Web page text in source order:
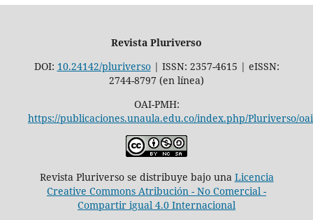
Revista Pluriverso
DOI: 10.24142/pluriverso| ISSN: 2357-4615 | eISSN:
2744-8797 (en línea)
OAI-PMH:
https://publicaciones.unaula.edu.co/index.php/Pluriverso/oai
Revista Pluriverso se distribuye bajo una Licencia
Creative Commons Atribución - No Comercial -
Compartir igual 4.0 Internacional